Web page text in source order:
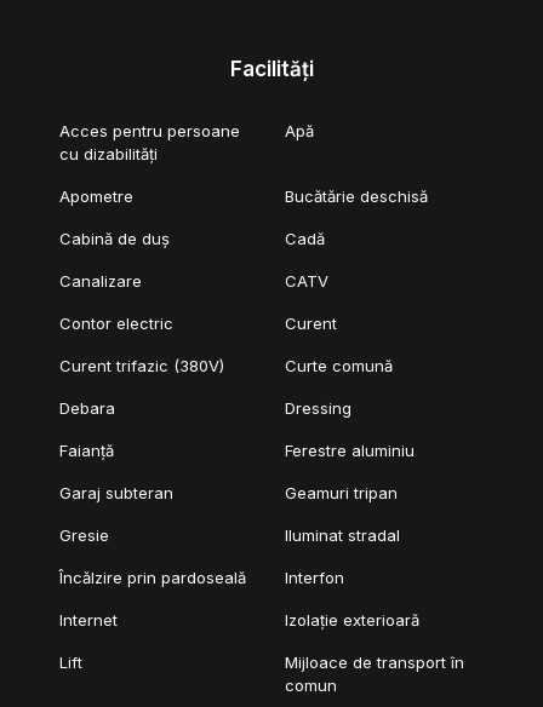
Facilități
Acces pentru persoane
cu dizabilități
Apă
Apometre Bucătărie deschisă
Cabină de duș Cadă
Canalizare CATV
Contor electric Curent
Curent trifazic (380V) Curte comună
Debara Dressing
Faianță Ferestre aluminiu
Garaj subteran Geamuri tripan
Gresie Iluminat stradal
Încălzire prin pardoseală Interfon
Internet Izolație exterioară
Lift
Mijloace de transport în
comun